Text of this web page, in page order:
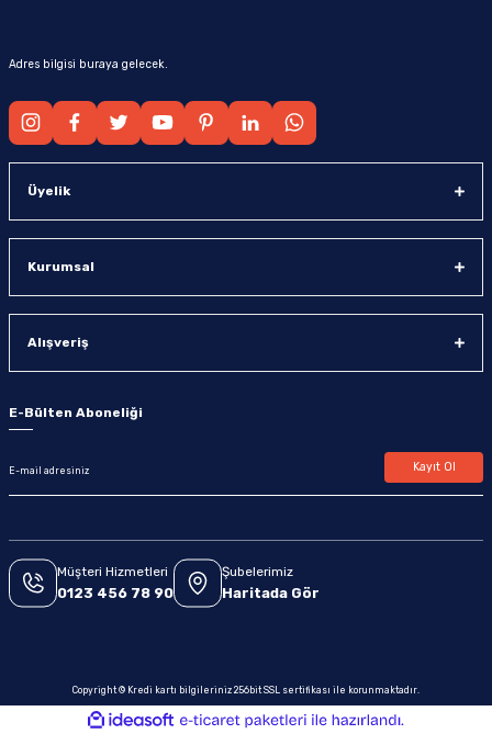
Adres bilgisi buraya gelecek.
Üyelik
Kurumsal
Alışveriş
E-Bülten Aboneliği
Kayıt Ol
Müşteri Hizmetleri
0123 456 78 90
Şubelerimiz
Haritada Gör
Copyright © Kredi kartı bilgileriniz 256bit SSL sertifikası ile korunmaktadır.
ideasoft
e-